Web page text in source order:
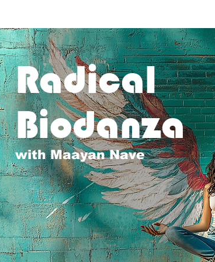
Radical
Biodanza
with Maayan Nave